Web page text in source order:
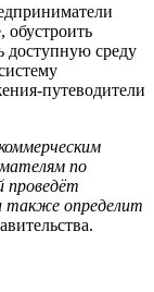
обустроить
доступную среду
путеводители
по
проведёт
также определит